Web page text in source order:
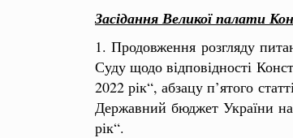
Засідання Великої палати
1. Продовження розгляду
Суду щодо відповідності
2022 рік“, абзацу п’ятого
Державний бюджет України
рік“.